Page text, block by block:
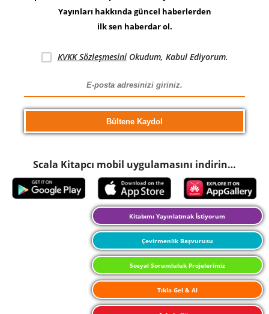
Yayınları hakkında güncel haberlerden
ilk sen haberdar ol.
KVKK SözleşmesiniOkudum, Kabul Ediyorum.
Scala Kitapcı mobil uygulamasını indirin…
Kitabımı Yayınlatmak İstiyorum
Çevirmenlik Başvurusu
Sosyal Sorumluluk Projelerimiz
Tıkla Gel & Al